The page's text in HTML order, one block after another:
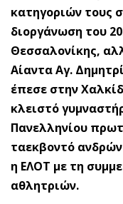
κατηγοριών τους
διοργάνωση του
Θεσσαλονίκης,
Αίαντα Αγ.
έπεσε στην
κλειστό
Πανελληνίου
ταεκβοντό
η ΕΛΟΤ με τη
αθλητριών.